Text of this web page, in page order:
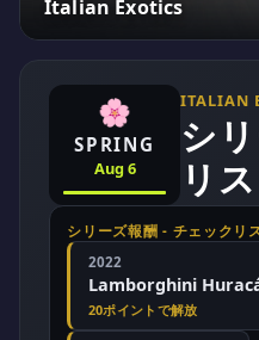
Italian Exotics
🌸
SPRING
Aug 6
ITALIAN
シ
リ
シリーズ報酬 - チェックリ
2022
Lamborghini
20ポイントで解放